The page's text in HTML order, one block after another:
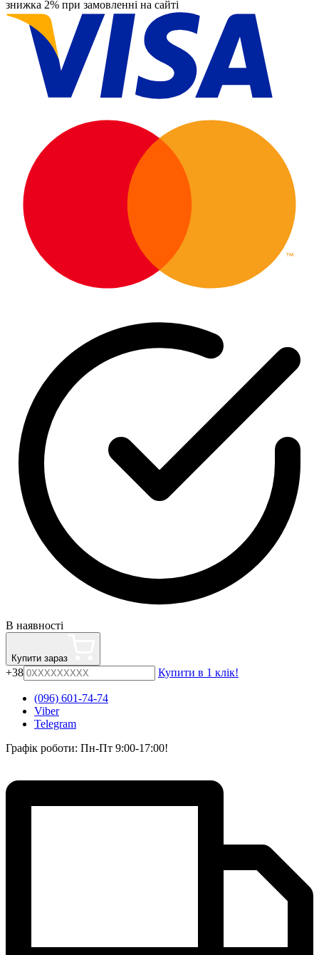
знижка 2% при замовленні на сайті
В наявності
Купити зараз
+38 Купити в 1 клік!
(096) 601-74-74
Viber
Telegram
Графік роботи: Пн-Пт 9:00-17:00!